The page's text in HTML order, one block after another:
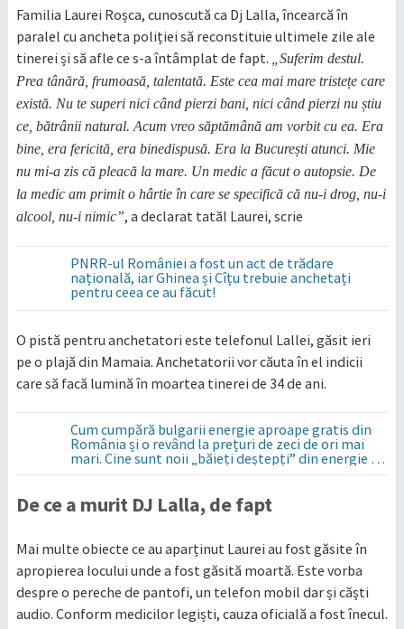
Familia Laurei Roșca, cunoscută ca Dj Lalla, încearcă în
paralel cu ancheta poliției să reconstituie ultimele zile ale
tinerei și să afle ce s-a întâmplat de fapt.
„Suferim destul.
Prea tânără, frumoasă, talentată. Este cea mai mare tristețe care
există. Nu te superi nici când pierzi bani, nici când pierzi nu știu
ce, bătrânii natural. Acum vreo săptămână am vorbit cu ea. Era
bine, era fericită, era binedispusă. Era la București atunci. Mie
nu mi-a zis că pleacă la mare. Un medic a făcut o autopsie. De
la medic am primit o hârtie în care se specifică că nu-i drog, nu-i
alcool, nu-i nimic”, a declarat tatăl Laurei, scrie
PNRR-ul României a fost un act de trădare
națională, iar Ghinea și Cîțu trebuie anchetați
pentru ceea ce au făcut!
O pistă pentru anchetatori este telefonul Lallei, găsit ieri
pe o plajă din Mamaia. Anchetatorii vor căuta în el indicii
care să facă lumină în moartea tinerei de 34 de ani.
Cum cumpără bulgarii energie aproape gratis din
România și o revând la prețuri de zeci de ori mai
mari. Cine sunt noii „băieți deștepți” din energie de
la sud de Dunăre
De ce a murit DJ Lalla, de fapt
Mai multe obiecte ce au aparținut Laurei au fost găsite în
apropierea locului unde a fost găsită moartă. Este vorba
despre o pereche de pantofi, un telefon mobil dar și căști
audio. Conform medicilor legiști, cauza oficială a fost înecul.